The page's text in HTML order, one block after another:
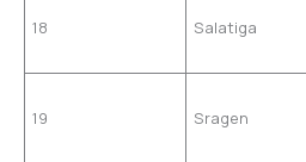
18 Salatiga
19 Sragen